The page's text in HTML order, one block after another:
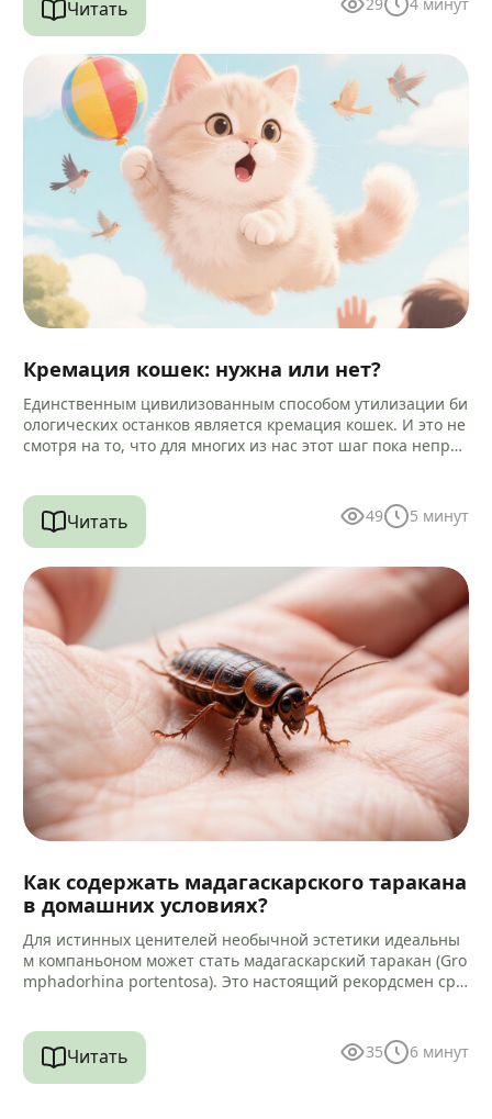
Читать
Кремация кошек: нужна или нет?
Единственным цивилизованным способом утилизации би
ологических останков является кремация кошек. И это не
смотря на то, что для многих из нас этот шаг пока непри
Читать 49 5 минут
Как содержать мадагаскарского таракана
в домашних условиях?
Для истинных ценителей необычной эстетики идеальны
м компаньоном может стать мадагаскарский таракан (Gro
mphadorhina portentosa). Это настоящий рекордсмен сре
Читать 35 6 минут